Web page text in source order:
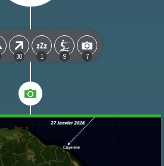
30 1 9 7